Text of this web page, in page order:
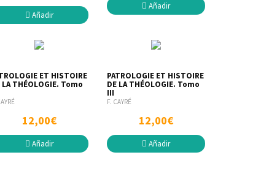
Añadir
Añadir
ET HISTOIRE
LA THÉOLOGIE. Tomo
12,00€
Añadir
PATROLOGIE ET HISTOIRE
DE LA THÉOLOGIE. Tomo
III
F. CAYRÉ
12,00€
Añadir